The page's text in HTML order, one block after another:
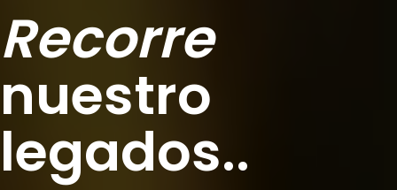
Recorre
nuestro
legados..